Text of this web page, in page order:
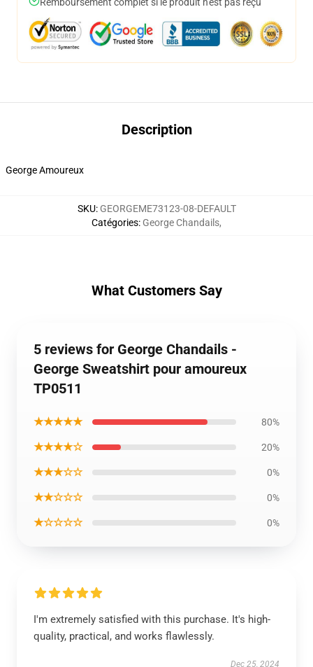
Description
George Amoureux
SKU: GEORGEME73123-08-DEFAULT
Catégories: George Chandails,
What Customers Say
5 reviews for George Chandails -
George Sweatshirt pour amoureux
TP0511
★★★★★ 80%
★★★★☆ 20%
★★★☆☆ 0%
★★☆☆☆ 0%
★☆☆☆☆ 0%
I'm extremely satisfied with this purchase. It's high-
quality, practical, and works flawlessly.
Dec 25, 2024